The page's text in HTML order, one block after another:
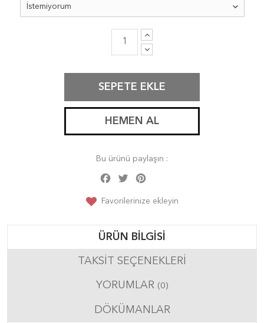
SEPETE EKLE
HEMEN AL
Bu ürünü paylaşın :
Facebook
Twitter
Favorilerinize ekleyin
ÜRÜN BILGISI
TAKSIT SEÇENEKLERI
YORUMLAR (0)
DÖKÜMANLAR